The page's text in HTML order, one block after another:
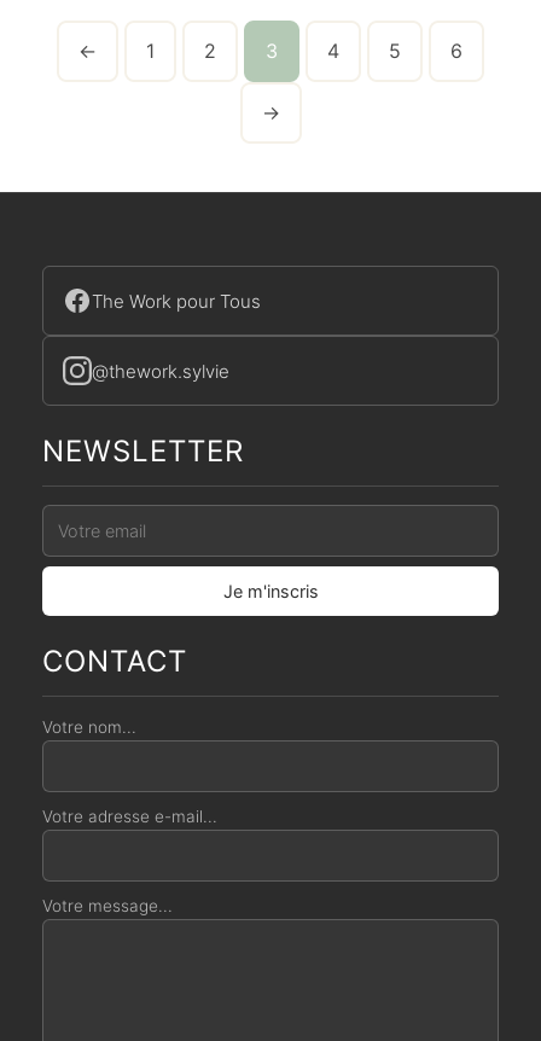
← 1 2 3 4 5 6
→
The Work pour Tous
@thework.sylvie
NEWSLETTER
CONTACT
Votre nom...
Votre adresse e-mail...
Votre message...